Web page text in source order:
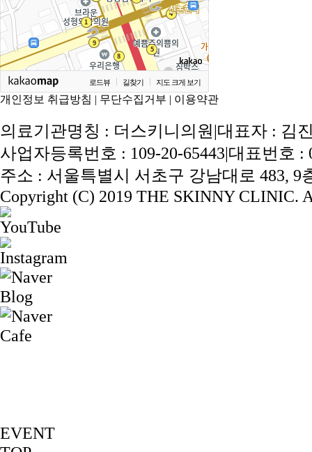
로드뷰 길찾기 지도 크게 보기
개인정보 취급방침 | 무단수집거부 | 이용약관
의료기관명칭 : 더스키니의원|대표자 : 김
사업자등록번호 : 109-20-65443|대표번호 :
주소 : 서울특별시 서초구 강남대로 483, 9
Copyright (C) 2019 THE SKINNY CLINIC.
EVENT